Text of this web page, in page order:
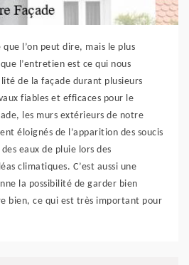
l’on peut dire, mais le plus
l’entretien est ce qui nous
de la façade durant plusieurs
fiables et efficaces pour le
les murs extérieurs de notre
éloignés de l’apparition des soucis
eaux de pluie lors des
climatiques. C’est aussi une
la possibilité de garder bien
bien, ce qui est très important pour